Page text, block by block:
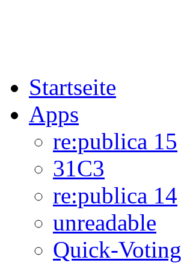
Startseite
Apps
re:publica 15
31C3
re:publica 14
unreadable
Quick-Voting